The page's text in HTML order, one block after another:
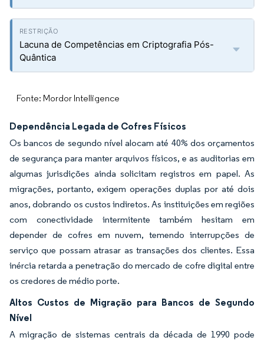
Lacuna de Competências em Criptografia Pós-
Quântica
Fonte: Mordor Intelligence
Dependência Legada de Cofres Físicos
Os bancos de segundo nível alocam até 40% dos orçamentos
de segurança para manter arquivos físicos, e as auditorias em
algumas jurisdições ainda solicitam registros em papel. As
migrações, portanto, exigem operações duplas por até dois
anos, dobrando os custos indiretos. As instituições em regiões
com conectividade intermitente também hesitam em
depender de cofres em nuvem, temendo interrupções de
serviço que possam atrasar as transações dos clientes. Essa
inércia retarda a penetração do mercado de cofre digital entre
os credores de médio porte.
Altos Custos de Migração para Bancos de Segundo
Nível
A migração de sistemas centrais da década de 1990 pode